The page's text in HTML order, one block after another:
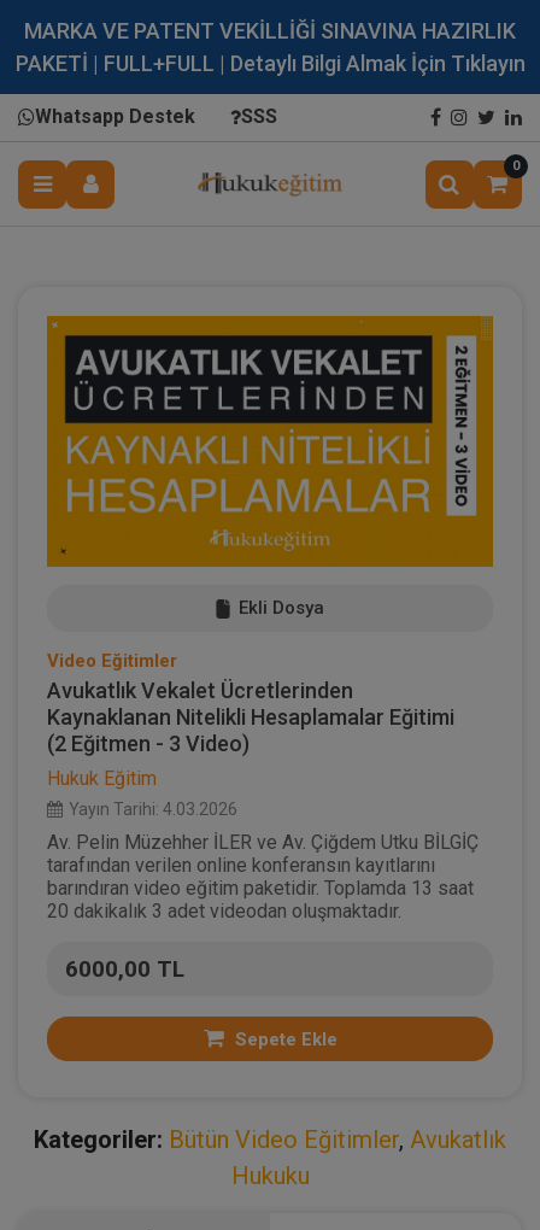
MARKA VE PATENT VEKİLLİĞİ SINAVINA HAZIRLIK
PAKETİ | FULL+FULL | Detaylı Bilgi Almak İçin Tıklayın
Whatsapp Destek SSS
0
Ekli Dosya
Video Eğitimler
Avukatlık Vekalet Ücretlerinden
Kaynaklanan Nitelikli Hesaplamalar Eğitimi
(2 Eğitmen - 3 Video)
Hukuk Eğitim
Yayın Tarihi: 4.03.2026
Av. Pelin Müzehher İLER ve Av. Çiğdem Utku BİLGİÇ
tarafından verilen online konferansın kayıtlarını
barındıran video eğitim paketidir. Toplamda 13 saat
20 dakikalık 3 adet videodan oluşmaktadır.
6000,00 TL
Sepete Ekle
Kategoriler: Bütün Video Eğitimler, Avukatlık
Hukuku